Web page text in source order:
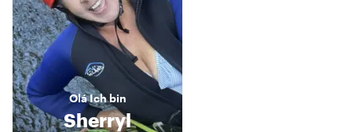
OláIch bin
Sherryl